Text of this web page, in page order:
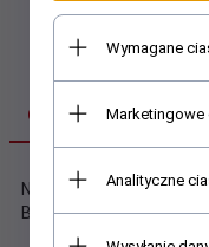
OPIS PRODUKTU
Nakładka pianowa do
BD550/1560.
Wymagane
Marketingowe
Analityczne